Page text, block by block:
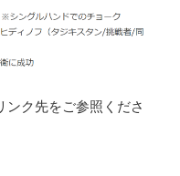
ンク先をご参照くださ